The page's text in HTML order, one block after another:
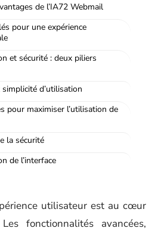
de l’IA72 Webmail
pour une expérience
et sécurité : deux piliers
d’utilisation
pour maximiser l’utilisation de
la sécurité
de l’interface
utilisateur est au cœur
fonctionnalités avancées,